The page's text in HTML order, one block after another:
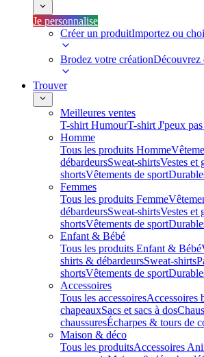
Je personnalise
Créer un produitImportez ou
Brodez votre créationDécouvrez
Trouver
Meilleures ventes
T-shirt HumourT-shirt J'peux pas
Homme
Tous les produits Homme
débardeursSweat-shirtsVestes et
shortsVêtements de sport
Femmes
Tous les produits Femme
débardeursSweat-shirtsVestes et
shortsVêtements de sport
Enfant & Bébé
Tous les produits Enfant & Bébé
shirts & débardeursSweat-shirts
shortsVêtements de sport
Accessoires
Tous les accessoiresAccessoires
chapeauxSacs et sacs à dos
chaussuresÉcharpes & tours de
Maison & déco
Tous les produitsAccessoires